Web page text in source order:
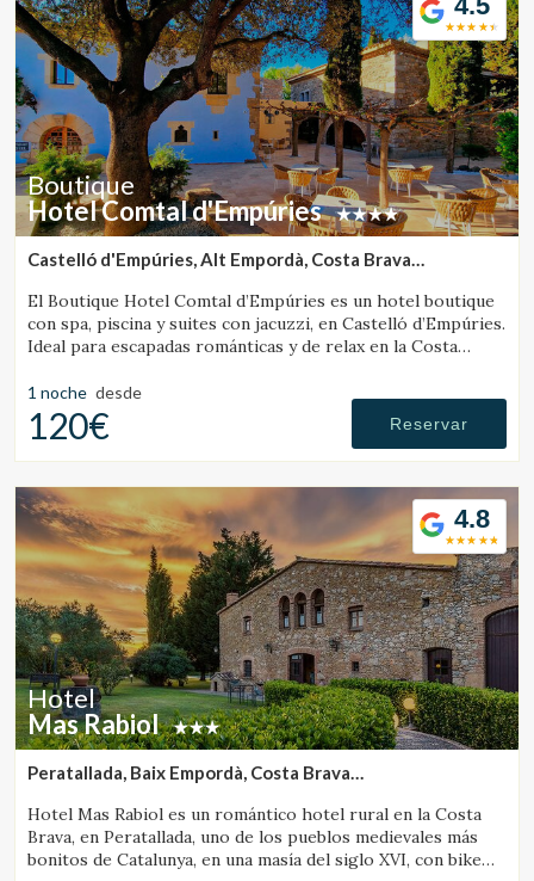
Boutique
Hotel Comtal d'Empúries
Castelló d'Empúries, Alt Empordà, Costa Brava
El Boutique Hotel Comtal d’Empúries es un hotel boutique
con spa, piscina y suites con jacuzzi, en Castelló d’Empúries.
Ideal para escapadas románticas y de relax en la Costa
1 noche desde
120€ Reservar
4.8
Hotel
Mas Rabiol
Peratallada, Baix Empordà, Costa Brava
Hotel Mas Rabiol es un romántico hotel rural en la Costa
Brava, en Peratallada, uno de los pueblos medievales más
bonitos de Catalunya, en una masía del siglo XVI, con bike